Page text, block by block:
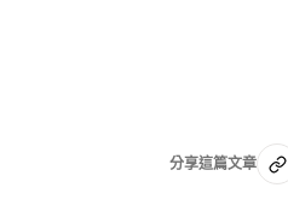
分享這篇文章